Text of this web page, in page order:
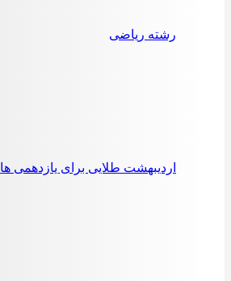
رشته ریاضی
اردیبهشت طلایی برای یازدهمی ها